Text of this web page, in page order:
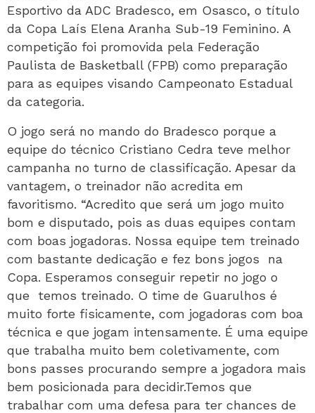
Esportivo da ADC Bradesco, em Osasco, o título
da Copa Laís Elena Aranha Sub-19 Feminino. A
competição foi promovida pela Federação
Paulista de Basketball (FPB) como preparação
para as equipes visando Campeonato Estadual
da categoria.
O jogo será no mando do Bradesco porque a
equipe do técnico Cristiano Cedra teve melhor
campanha no turno de classificação. Apesar da
vantagem, o treinador não acredita em
favoritismo. “Acredito que será um jogo muito
bom e disputado, pois as duas equipes contam
com boas jogadoras. Nossa equipe tem treinado
com bastante dedicação e fez bons jogos
na
Copa. Esperamos conseguir repetir no jogo o
que
temos treinado. O time de Guarulhos é
muito forte fisicamente, com jogadoras com boa
técnica e que jogam intensamente. É uma equipe
que trabalha muito bem coletivamente, com
bons passes procurando sempre a jogadora mais
bem posicionada para decidir.Temos que
trabalhar com uma defesa para ter chances de